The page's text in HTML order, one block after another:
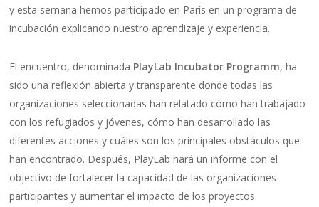
y esta semana hemos participado en París en un programa de
incubación explicando nuestro aprendizaje y experiencia.
El encuentro, denominada PlayLab Incubator Programm, ha
sido una reflexión abierta y transparente donde todas las
organizaciones seleccionadas han relatado cómo han trabajado
con los refugiados y jóvenes, cómo han desarrollado las
diferentes acciones y cuáles son los principales obstáculos que
han encontrado. Después, PlayLab hará un informe con el
objectivo de fortalecer la capacidad de las organizaciones
participantes y aumentar el impacto de los proyectos